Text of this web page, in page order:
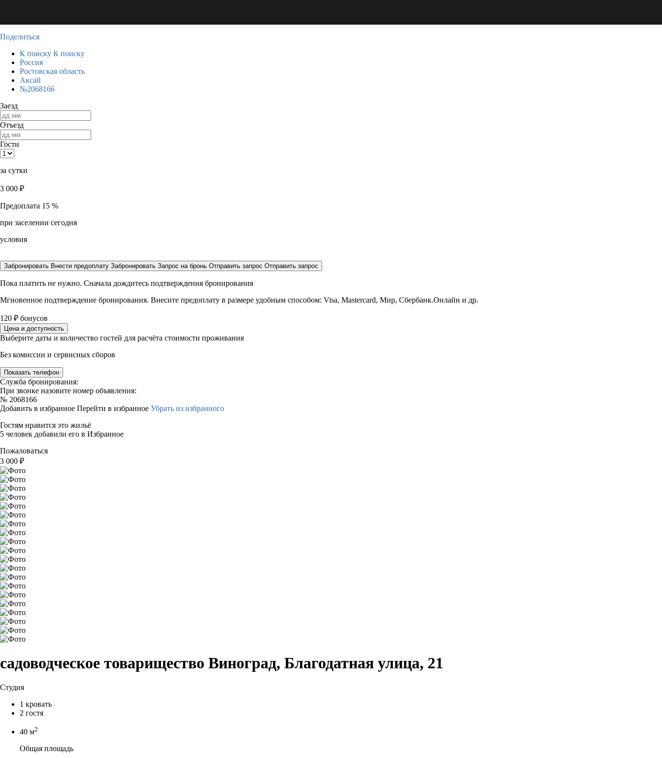
Поделиться
К поиску К поиску
Россия
Ростовская область
Аксай
№2068166
Заезд
Отъезд
Гости
за сутки
3 000 ₽
Предоплата 15 %
при заселении сегодня
условия
Забронировать Внести предоплату Забронировать Запрос на бронь Отправить запрос Отправить запрос
Пока платить не нужно. Сначала дождитесь подтверждения бронирования
Мгновенное подтверждение бронирования. Внесите предоплату в размере удобным способом: Visa, Mastercard, Мир, Сбербанк.Онлайн и др.
120 ₽ бонусов
Цена и доступность
Выберите даты и количество гостей для расчёта стоимости проживания
Без комиссии и сервисных сборов
Показать телефон
Служба бронирования:
При звонке назовите номер объявления:
№ 2068166
Добавить в избранное Перейти в избранное Убрать из избранного
Гостям нравится это жильё
5 человек добавили его в Избранное
Пожаловаться
3 000 ₽
садоводческое товарищество Виноград, Благодатная улица, 21
Студия
1 кровать
2 гостя
40 м2
Общая площадь